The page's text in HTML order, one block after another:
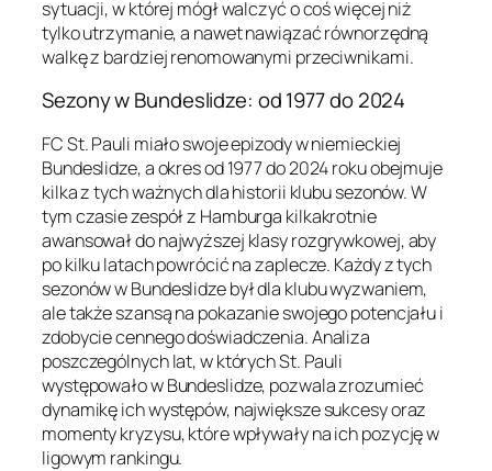
sytuacji, w której mógł walczyć o coś więcej niż
tylko utrzymanie, a nawet nawiązać równorzędną
walkę z bardziej renomowanymi przeciwnikami.
Sezony w Bundeslidze: od 1977 do 2024
FC St. Pauli miało swoje epizody w niemieckiej
Bundeslidze, a okres od 1977 do 2024 roku obejmuje
kilka z tych ważnych dla historii klubu sezonów. W
tym czasie zespół z Hamburga kilkakrotnie
awansował do najwyższej klasy rozgrywkowej, aby
po kilku latach powrócić na zaplecze. Każdy z tych
sezonów w Bundeslidze był dla klubu wyzwaniem,
ale także szansą na pokazanie swojego potencjału i
zdobycie cennego doświadczenia. Analiza
poszczególnych lat, w których St. Pauli
występowało w Bundeslidze, pozwala zrozumieć
dynamikę ich występów, największe sukcesy oraz
momenty kryzysu, które wpływały na ich pozycję w
ligowym rankingu.